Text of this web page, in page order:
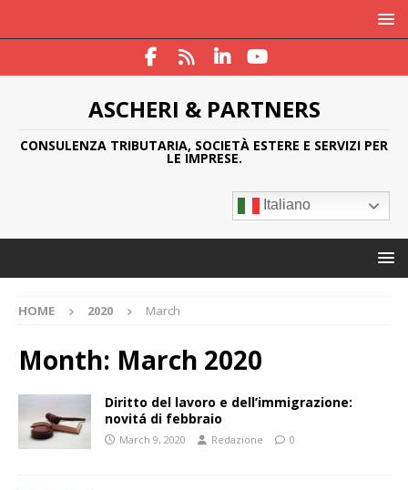
ASCHERI & PARTNERS
CONSULENZA TRIBUTARIA, SOCIETÀ ESTERE E SERVIZI PER
LE IMPRESE.
Italiano
HOME 2020 March
Month: March 2020
Diritto del lavoro e dell’immigrazione:
novitá di febbraio
March 9, 2020 Redazione 0